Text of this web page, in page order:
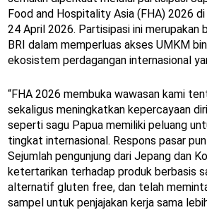
Food and Hospitality Asia (FHA) 2026
24 April 2026. Partisipasi ini merupakan
BRI dalam memperluas akses UMKM
ekosistem perdagangan internasional
“FHA 2026 membuka wawasan kami
sekaligus meningkatkan kepercayaan
seperti sagu Papua memiliki peluang
tingkat internasional. Respons pasar
Sejumlah pengunjung dari Jepang dan
ketertarikan terhadap produk berbasis
alternatif gluten free, dan telah
sampel untuk penjajakan kerja sama